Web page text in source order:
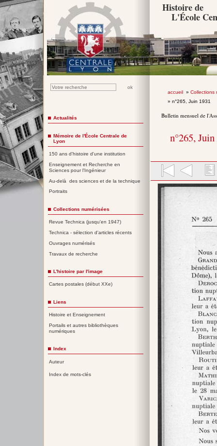
Histoire de
L'École
accueil» Collections
» n°265, Juin 1931
Bulletin mensuel de
n°265,
Actualités
Mémoire de l'École Centrale de
Lyon
150 ans d'histoire d'une institution
Enseignement et Recherche en
Sciences pour l'Ingénieur
Au-delà des sciences et de la technique
Portraits
Collections numérisées
Revue Technica (jusqu'en 1947)
Technica - sélection d'articles récents
Ouvrages numérisés
Travaux de recherche
L'histoire par l'image
Cartes postales (début XXe)
Liens
Histoire et Enseignement
Portails et autres bibliothèques
numériques
Index
Auteur
Index de mots-clés